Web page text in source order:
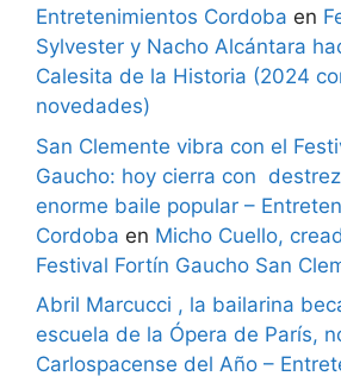
Entretenimientos Cordoba en
Sylvester y Nacho Alcántara
Calesita de la Historia (2024
novedades)
San Clemente vibra con el
Gaucho: hoy cierra con
enorme baile popular –
Cordoba en Micho Cuello,
Festival Fortín Gaucho San
Abril Marcucci , la bailarina
escuela de la Ópera de París,
Carlospacense del Año –